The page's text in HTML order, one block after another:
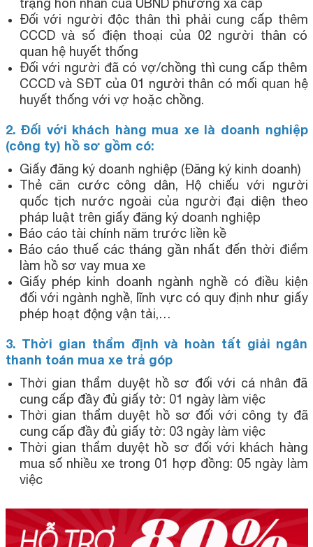
Đối với người độc thân thì phải cung cấp thêm
CCCD và số điện thoại của 02 người thân có
quan hệ huyết thống
Đối với người đã có vợ/chồng thì cung cấp thêm
CCCD và SĐT của 01 người thân có mối quan hệ
huyết thống với vợ hoặc chồng.
2. Đối với khách hàng mua xe là doanh nghiệp
(công ty) hồ sơ gồm có:
Giấy đăng ký doanh nghiệp (Đăng ký kinh doanh)
Thẻ căn cước công dân, Hộ chiếu với người
quốc tịch nước ngoài của người đại diện theo
pháp luật trên giấy đăng ký doanh nghiệp
Báo cáo tài chính năm trước liền kề
Báo cáo thuế các tháng gần nhất đến thời điểm
làm hồ sơ vay mua xe
Giấy phép kinh doanh ngành nghề có điều kiện
đối với ngành nghề, lĩnh vực có quy định như giấy
phép hoạt động vận tải,…
3. Thời gian thẩm định và hoàn tất giải ngân
thanh toán mua xe trả góp
Thời gian thẩm duyệt hồ sơ đối với cá nhân đã
cung cấp đầy đủ giấy tờ: 01 ngày làm việc
Thời gian thẩm duyệt hồ sơ đối với công ty đã
cung cấp đầy đủ giấy tờ: 03 ngày làm việc
Thời gian thẩm duyệt hồ sơ đối với khách hàng
mua số nhiều xe trong 01 hợp đồng: 05 ngày làm
việc